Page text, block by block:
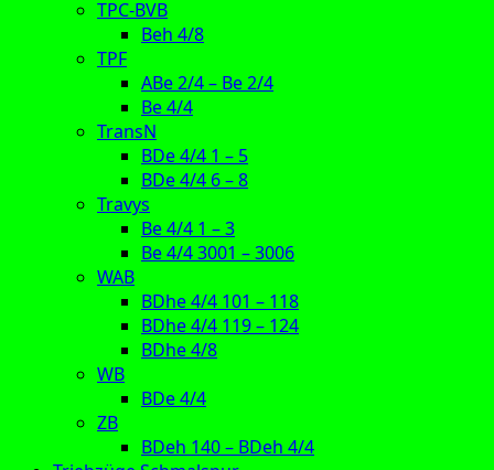
TPC-BVB
Beh 4/8
TPF
ABe 2/4 – Be 2/4
Be 4/4
TransN
BDe 4/4 1 – 5
BDe 4/4 6 – 8
Travys
Be 4/4 1 – 3
Be 4/4 3001 – 3006
WAB
BDhe 4/4 101 – 118
BDhe 4/4 119 – 124
BDhe 4/8
WB
BDe 4/4
ZB
BDeh 140 – BDeh 4/4